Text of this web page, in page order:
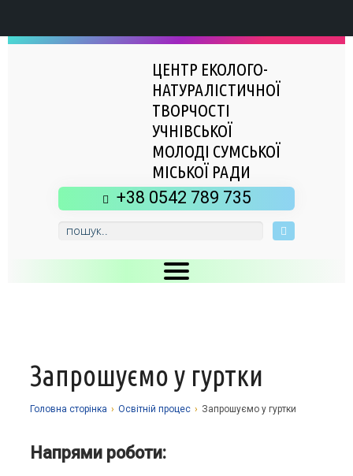
ЦЕНТР ЕКОЛОГО-
НАТУРАЛІСТИЧНОЇ
ТВОРЧОСТІ
УЧНІВСЬКОЇ
МОЛОДІ СУМСЬКОЇ
МІСЬКОЇ РАДИ
+38 0542 789 735
Про заклад
Історія
Музей
Освітній процес
Нормативно-правова база
Запрошуємо у гуртки
Головна сторiнка › Освітній процес › Запрошуємо у гуртки
Напрями роботи: